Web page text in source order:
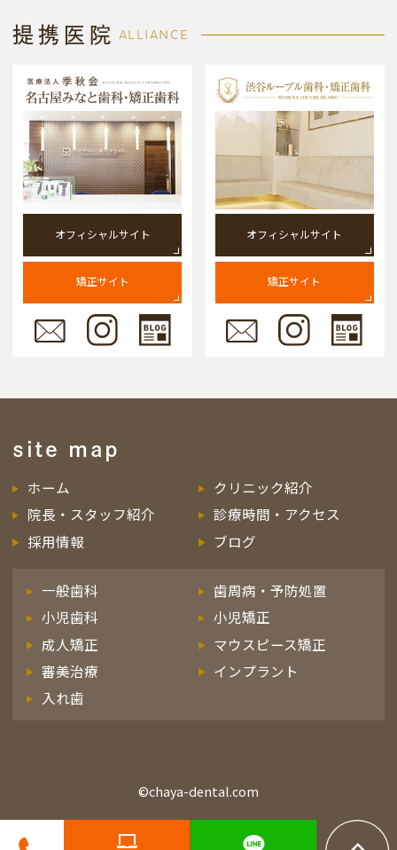
提携医院 ALLIANCE
オフィシャルサイト
矯正サイト
オフィシャルサイト
矯正サイト
site map
ホーム
クリニック紹介
院長・スタッフ紹介
診療時間・アクセス
採用情報
ブログ
一般歯科
歯周病・予防処置
小児歯科
小児矯正
成人矯正
マウスピース矯正
審美治療
インプラント
入れ歯
©chaya-dental.com